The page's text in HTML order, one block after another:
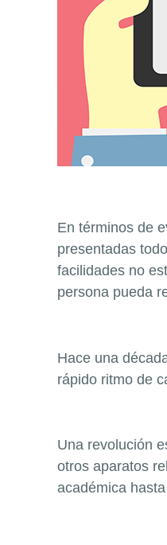
En términos de
presentadas
facilidades no
persona pueda
Hace una
rápido ritmo de
Una revolución
otros aparatos
académica